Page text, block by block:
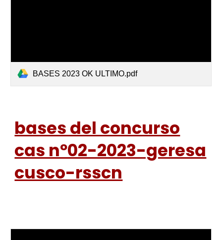
BASES 2023 OK ULTIMO.pdf
bases del concurso
cas nº02-2023-geresa
cusco-rsscn